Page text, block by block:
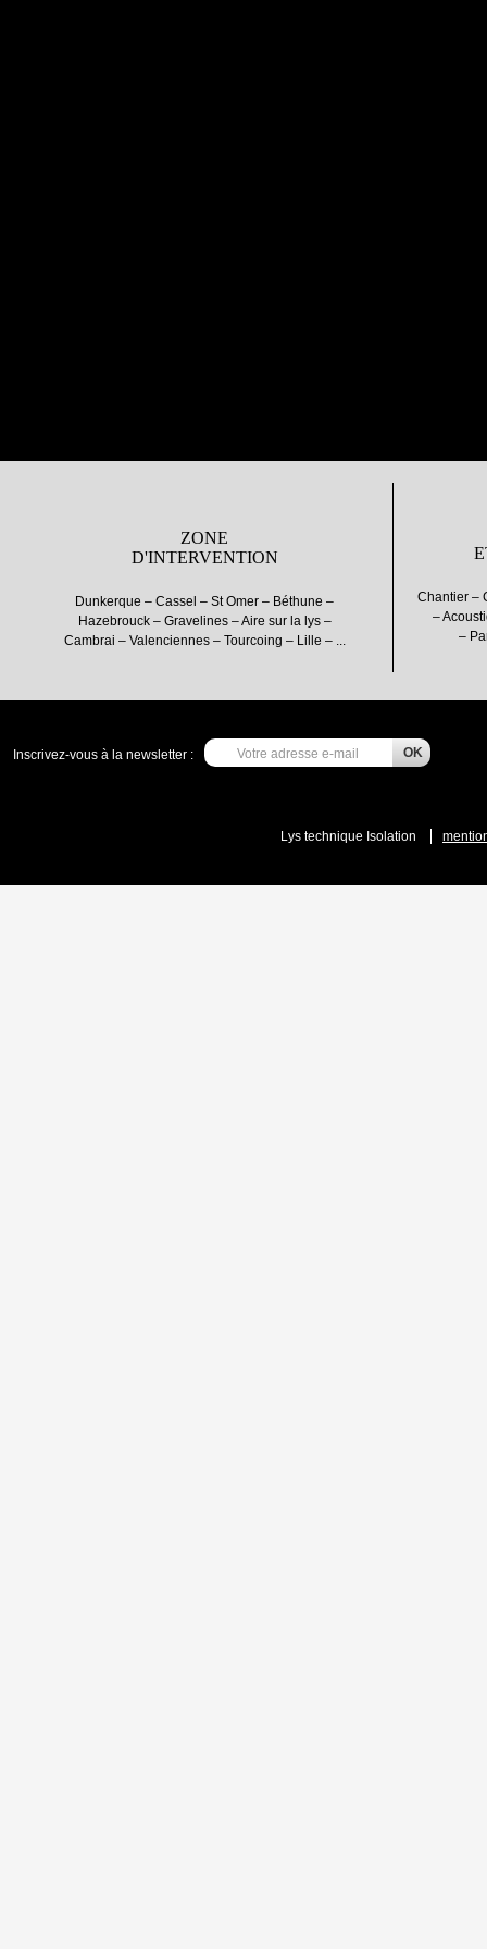
ZONE
D'INTERVENTION
Dunkerque – Cassel – St Omer – Béthune –
Hazebrouck – Gravelines – Aire sur la lys –
Cambrai – Valenciennes – Tourcoing – Lille – ...
Chantier –
–
–
Inscrivez-vous à la newsletter :
Lys technique Isolation